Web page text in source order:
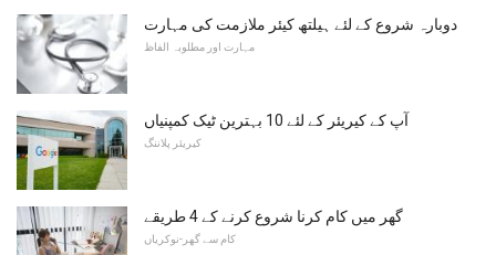
دوبارہ شروع کے لئے ہیلتھ کیئر ملازمت کی مہارت
مہارت اور مطلوبہ الفاظ
آپ کے کیریئر کے لئے 10 بہترین ٹیک کمپنیاں
کیریئر پلاننگ
گھر میں کام کرنا شروع کرنے کے 4 طریقے
کام سے گھر-نوکریاں